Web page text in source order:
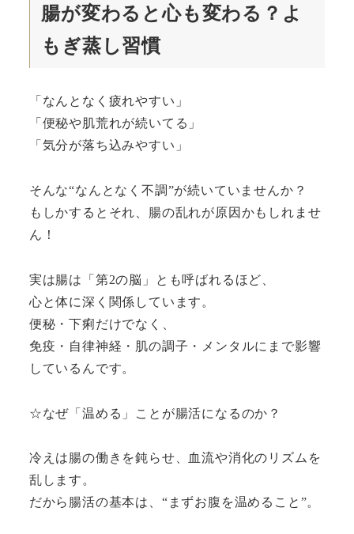
腸が変わると心も変わる？よ
もぎ蒸し習慣
「なんとなく疲れやすい」
「便秘や肌荒れが続いてる」
「気分が落ち込みやすい」
そんな“なんとなく不調”が続いていませんか？
もしかするとそれ、腸の乱れが原因かもしれませ
ん！
実は腸は「第2の脳」とも呼ばれるほど、
心と体に深く関係しています。
便秘・下痢だけでなく、
免疫・自律神経・肌の調子・メンタルにまで影響
しているんです。
☆なぜ「温める」ことが腸活になるのか？
冷えは腸の働きを鈍らせ、血流や消化のリズムを
乱します。
だから腸活の基本は、“まずお腹を温めること”。